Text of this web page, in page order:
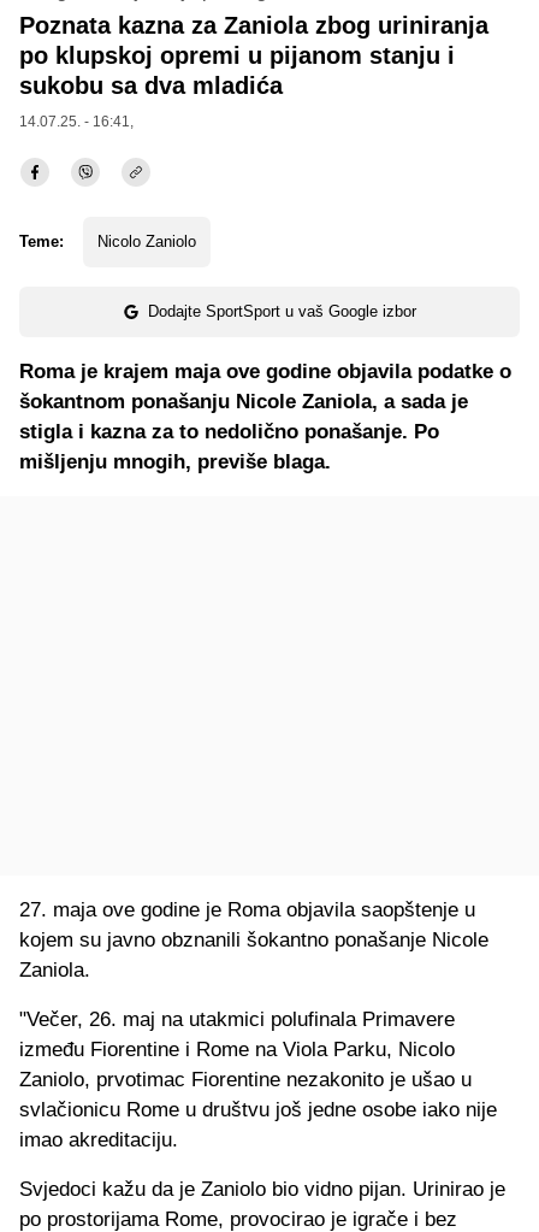
Poznata kazna za Zaniola zbog uriniranja
po klupskoj opremi u pijanom stanju i
sukobu sa dva mladića
14.07.25. - 16:41,
Teme: Nicolo Zaniolo
Dodajte SportSport u vaš Google izbor
Roma je krajem maja ove godine objavila podatke o
šokantnom ponašanju Nicole Zaniola, a sada je
stigla i kazna za to nedolično ponašanje. Po
mišljenju mnogih, previše blaga.
27. maja ove godine je Roma objavila saopštenje u
kojem su javno obznanili šokantno ponašanje Nicole
Zaniola.
"Večer, 26. maj na utakmici polufinala Primavere
između Fiorentine i Rome na Viola Parku, Nicolo
Zaniolo, prvotimac Fiorentine nezakonito je ušao u
svlačionicu Rome u društvu još jedne osobe iako nije
imao akreditaciju.
Svjedoci kažu da je Zaniolo bio vidno pijan. Urinirao je
po prostorijama Rome, provocirao je igrače i bez